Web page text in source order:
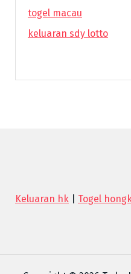
togel macau
keluaran sdy lotto
Keluaran hk Togel